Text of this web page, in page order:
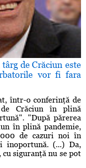
de Crăciun este
vor fi fara
într-o conferinţă de
Crăciun în plină
"După părerea
în plină pandemie,
de cazuri noi în
inoportună. (...) Da,
cu siguranţă nu se pot